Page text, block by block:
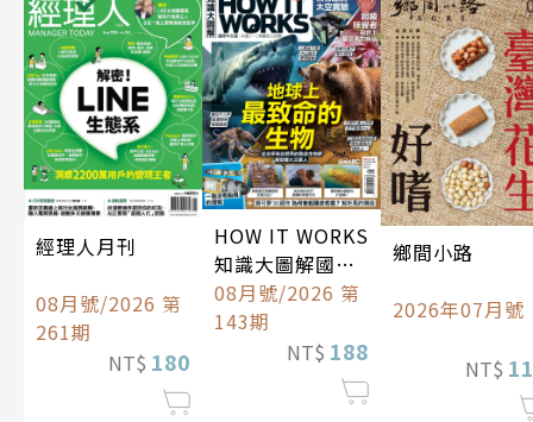
經理人月刊
08月號/2026 第
261期
NT$ 180
HOW IT WORKS
知識大圖解國際
中文版
08月號/2026 第
143期
NT$ 188
鄉間小路
2026年07月號
NT$